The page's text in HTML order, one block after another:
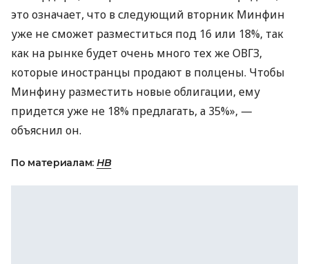
это означает, что в следующий вторник Минфин
уже не сможет разместиться под 16 или 18%, так
как на рынке будет очень много тех жеОВГЗ,
которые иностранцы продают в полцены. Чтобы
Минфину разместить новые облигации, ему
придется уже не 18% предлагать, а 35%», —
объяснил он.
По материалам: НВ